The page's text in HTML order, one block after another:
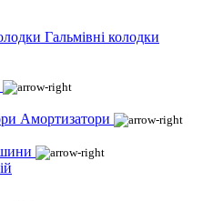
Гальмівні колодки
Амортизатори